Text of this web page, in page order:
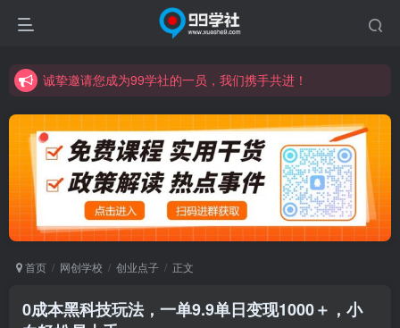
诚挚邀请您成为99学社的一员，我们携手共进！
诚挚邀请您成为99学社的一员，我们携手共进！
学习路上不孤独，99学社与你同行！分享全网优质VIP资源，炒股教程、创业教程、网络营销教程、自媒体短视频教程等，长期更新各大精品创业项目！
首页 网创学校 创业点子 正文
0成本黑科技玩法，一单9.9单日变现1000＋，小